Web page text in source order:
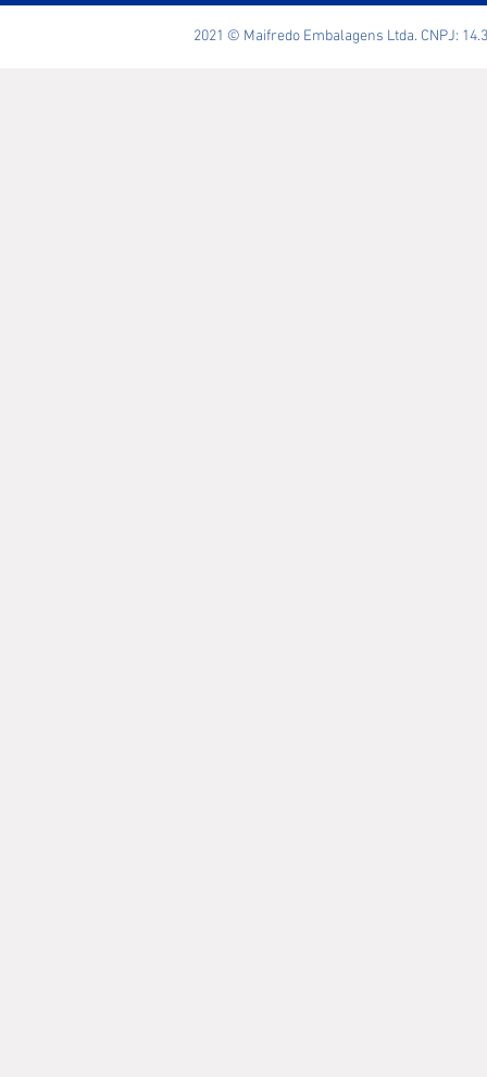
2021 © Maifredo Embalagens Ltda. CNPJ: